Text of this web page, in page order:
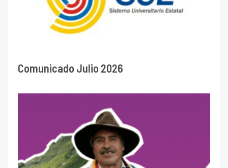
Comunicado Julio 2026